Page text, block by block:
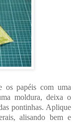
os papéis com uma
moldura, deixa o
pontinhas. Aplique
alisando bem e